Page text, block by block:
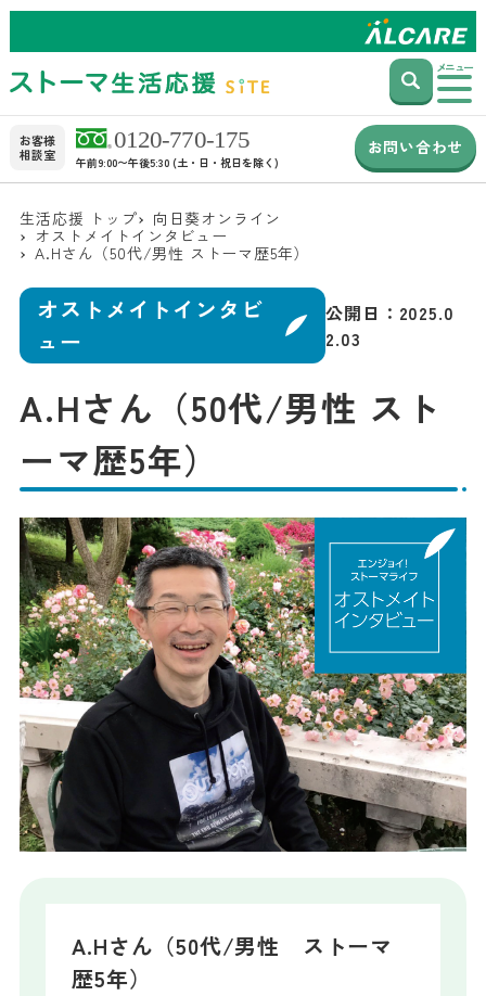
メニュー
お客様
相談室
午前9:00〜午後5:30 (土・日・祝日を除く)
お問い合わせ
生活応援 トップ
向日葵オンライン
オストメイトインタビュー
A.Hさん（50代/男性 ストーマ歴5年）
オストメイトインタビ
ュー
公開日： 2025.0
2.03
A.Hさん（50代/男性 スト
ーマ歴5年）
A.Hさん（50代/男性 ストーマ
歴5年）